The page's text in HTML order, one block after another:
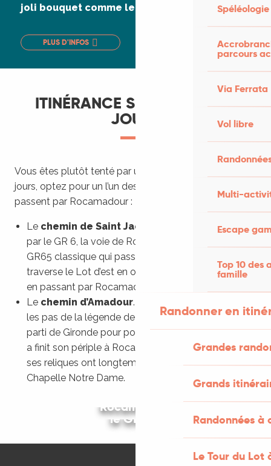
Spéléologie
parcours
Via Ferrata
Vol libre
Multi-
Escape
Top 10 des
famille
Randonner en
Grandes
Grands
Randonnées
Le Tour du Lot
joli bouquet comme le Petit chaperon rouge.
PLUS D'INFOS
ITINÉRANCE SUR PLUSIEURS
JOURS
Vous êtes plutôt tenté par une aventure sur plusieurs
jours, optez pour un l’un des 2 grands itinéraires qui
passent par Rocamadour :
Le chemin de Saint Jacques de Compostelle
par le GR 6, la voie de Rocamadour. Alternative au
GR65 classique qui passe par le sud du Lot, le Gr 6
traverse le Lot d’est en ouest de Figeac à Gourdon
en passant par Rocamadour.
Le chemin d’Amadour. Un itinéraire de 500 km sur
les pas de la légende de Saint Amadour, ermite
parti de Gironde pour portait la parole de dieu et qui
a finit son périple à Rocamadour. Devenu célèbre,
ses reliques ont longtemps été conservée à la
Chapelle Notre Dame.
Ma randonnée sur le GR6 de Figeac à
Rocamadour
Randonnée du Chemin d’Amadour par
le GR®81